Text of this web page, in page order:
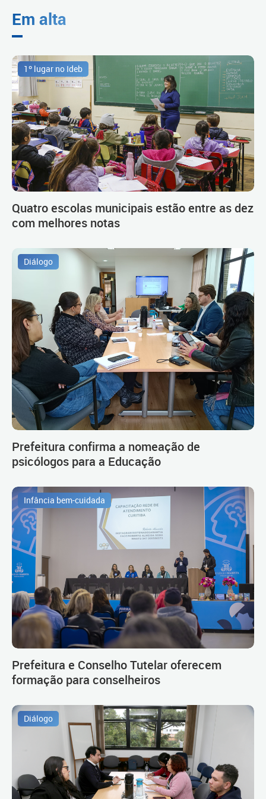
Em alta
1º lugar no Ideb
Quatro escolas municipais estão entre as dez
com melhores notas
Diálogo
Prefeitura confirma a nomeação de
psicólogos para a Educação
Infância bem-cuidada
Prefeitura e Conselho Tutelar oferecem
formação para conselheiros
Diálogo